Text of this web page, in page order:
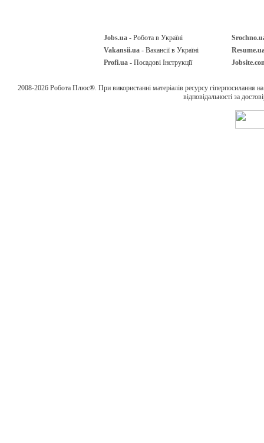
Jobs.ua - Робота в Україні
Vakansii.ua - Вакансії в Україні
Profi.ua - Посадові Інструкції
2008-2026 Робота Плюс®. При використанні матеріалів ресурсу гіперпосилання
відповідальності за